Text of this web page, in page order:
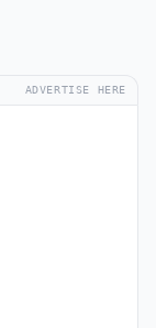
ADVERTISE HERE